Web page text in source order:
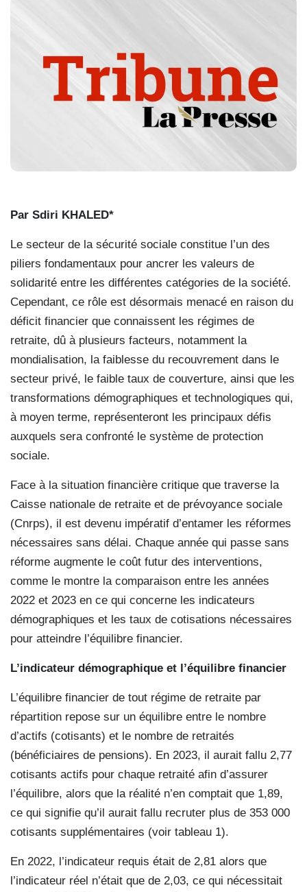
Par Sdiri KHALED*
Le secteur de la sécurité sociale constitue l’un des
piliers fondamentaux pour ancrer les valeurs de
solidarité entre les différentes catégories de la société.
Cependant, ce rôle est désormais menacé en raison du
déficit financier que connaissent les régimes de
retraite, dû à plusieurs facteurs, notamment la
mondialisation, la faiblesse du recouvrement dans le
secteur privé, le faible taux de couverture, ainsi que les
transformations démographiques et technologiques qui,
à moyen terme, représenteront les principaux défis
auxquels sera confronté le système de protection
sociale.
Face à la situation financière critique que traverse la
Caisse nationale de retraite et de prévoyance sociale
(Cnrps), il est devenu impératif d’entamer les réformes
nécessaires sans délai. Chaque année qui passe sans
réforme augmente le coût futur des interventions,
comme le montre la comparaison entre les années
2022 et 2023 en ce qui concerne les indicateurs
démographiques et les taux de cotisations nécessaires
pour atteindre l’équilibre financier.
L’indicateur démographique et l’équilibre financier
L’équilibre financier de tout régime de retraite par
répartition repose sur un équilibre entre le nombre
d’actifs (cotisants) et le nombre de retraités
(bénéficiaires de pensions). En 2023, il aurait fallu 2,77
cotisants actifs pour chaque retraité afin d’assurer
l’équilibre, alors que la réalité n’en comptait que 1,89,
ce qui signifie qu’il aurait fallu recruter plus de 353 000
cotisants supplémentaires (voir tableau 1).
En 2022, l’indicateur requis était de 2,81 alors que
l’indicateur réel n’était que de 2,03, ce qui nécessitait